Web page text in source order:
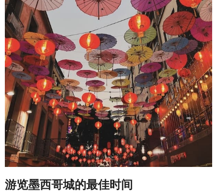
游览墨西哥城的最佳时间